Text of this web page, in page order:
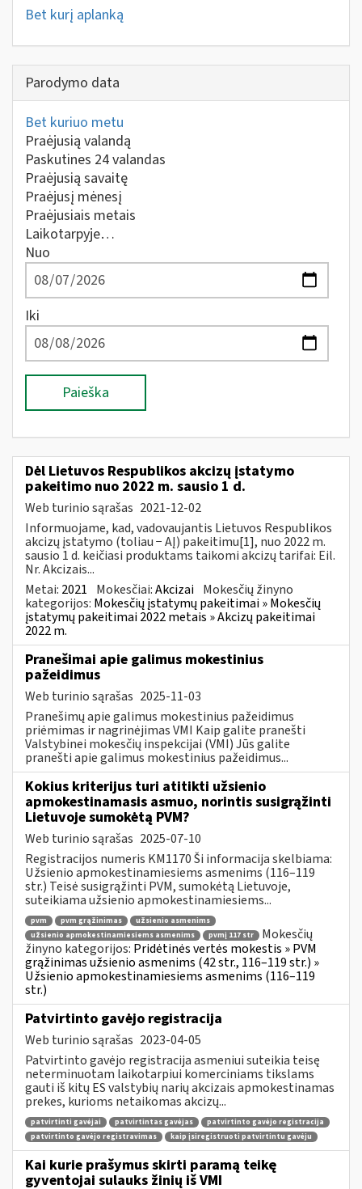
Bet kurį aplanką
Parodymo data
Bet kuriuo metu
Praėjusią valandą
Paskutines 24 valandas
Praėjusią savaitę
Praėjusį mėnesį
Praėjusiais metais
Laikotarpyje…
Nuo
Iki
Paieška
Dėl Lietuvos Respublikos akcizų įstatymo
pakeitimo nuo 2022 m. sausio 1 d.
Web turinio sąrašas 2021-12-02
Informuojame, kad, vadovaujantis Lietuvos Respublikos
akcizų įstatymo (toliau − AĮ) pakeitimu[1], nuo 2022 m.
sausio 1 d. keičiasi produktams taikomi akcizų tarifai: Eil.
Nr. Akcizais...
Metai: 2021 Mokesčiai:Akcizai Mokesčių žinyno
kategorijos: Mokesčių įstatymų pakeitimai » Mokesčių
įstatymų pakeitimai 2022 metais » Akcizų pakeitimai
2022 m.
Pranešimai apie galimus mokestinius
pažeidimus
Web turinio sąrašas 2025-11-03
Pranešimų apie galimus mokestinius pažeidimus
priėmimas ir nagrinėjimas VMI Kaip galite pranešti
Valstybinei mokesčių inspekcijai (VMI) Jūs galite
pranešti apie galimus mokestinius pažeidimus...
Kokius kriterijus turi atitikti užsienio
apmokestinamasis asmuo, norintis susigrąžinti
Lietuvoje sumokėtą PVM?
Web turinio sąrašas 2025-07-10
Registracijos numeris KM1170 Ši informacija skelbiama:
Užsienio apmokestinamiesiems asmenims (116–119
str.) Teisė susigrąžinti PVM, sumokėtą Lietuvoje,
suteikiama užsienio apmokestinamiesiems...
pvm pvm grąžinimas
užsienio asmenims
užsienio apmokestinamiesiems asmenims
pvmį 117 str
Mokesčių
žinyno kategorijos: Pridėtinės vertės mokestis » PVM
grąžinimas užsienio asmenims (42 str., 116–119 str.) »
Užsienio apmokestinamiesiems asmenims (116–119
str.)
Patvirtinto gavėjo registracija
Web turinio sąrašas 2023-04-05
Patvirtinto gavėjo registracija asmeniui suteikia teisę
neterminuotam laikotarpiui komerciniams tikslams
gauti iš kitų ES valstybių narių akcizais apmokestinamas
prekes, kurioms netaikomas akcizų...
patvirtinti gavėjai patvirtintas gavėjas
patvirtinto gavėjo registracija
patvirtinto gavėjo registravimas
kaip įsiregistruoti patvirtintu gavėju
Kai kurie prašymus skirti paramą teikę
gyventojai sulauks žinių iš VMI